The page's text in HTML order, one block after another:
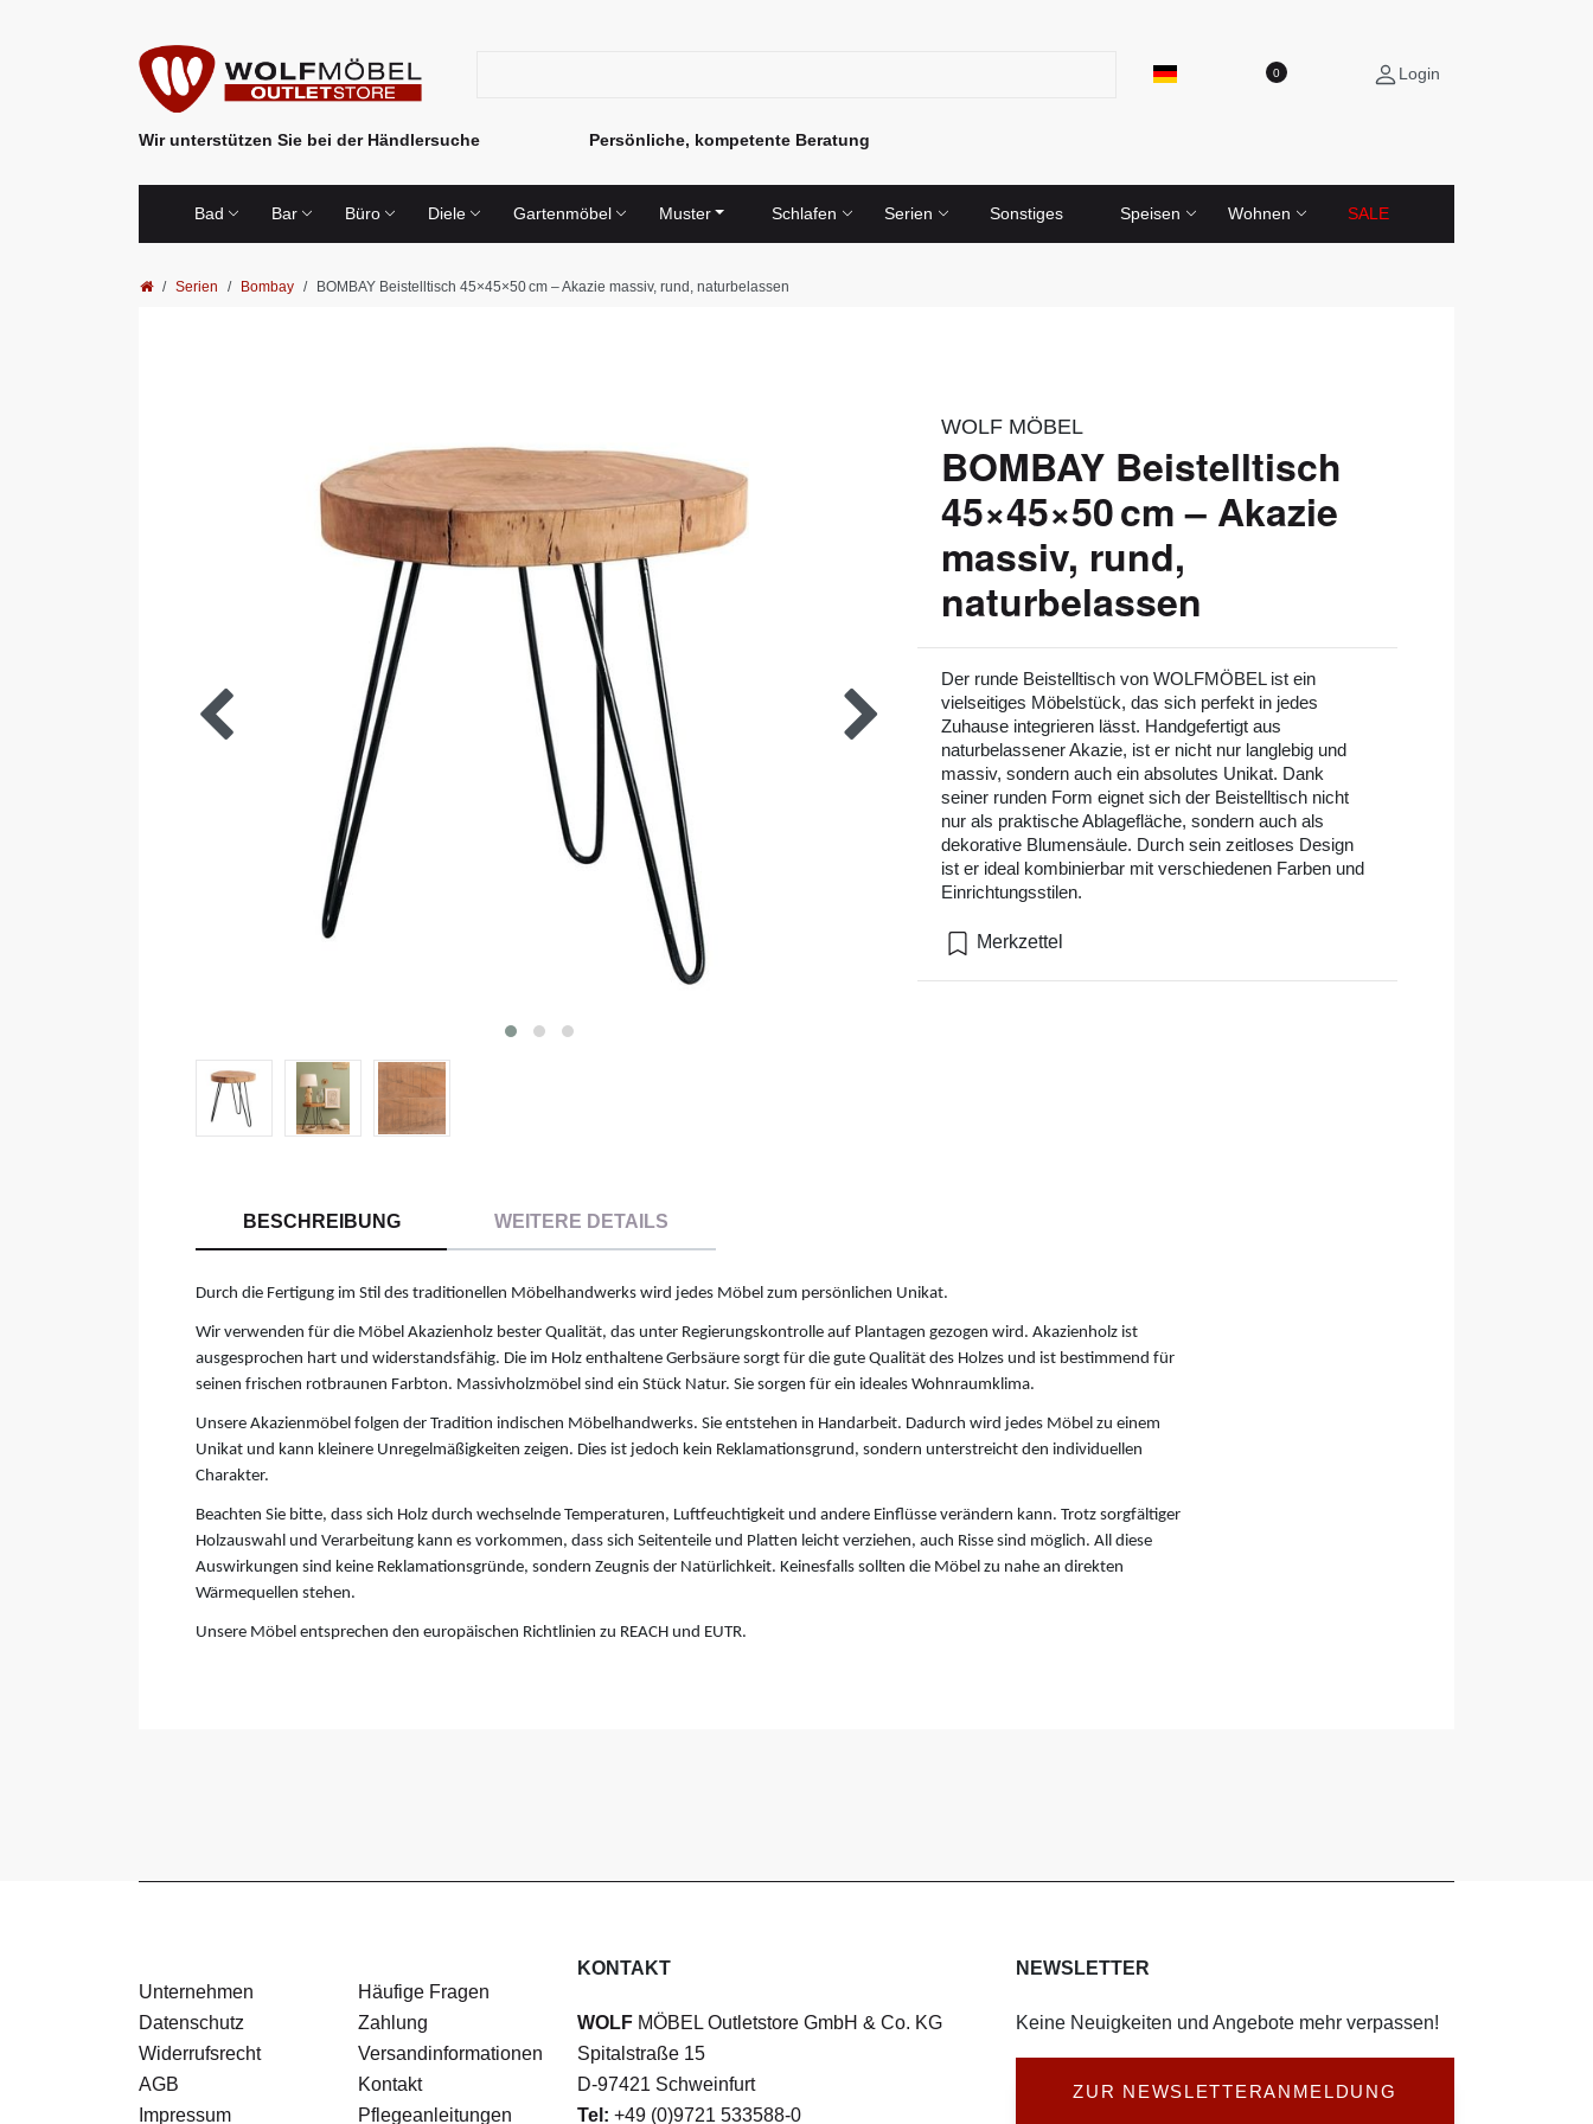
0 Login
Wir unterstützen Sie bei der Händlersuche Persönliche, kompetente Beratung
Bad Bar Büro Diele Gartenmöbel Muster Schlafen Serien Sonstiges Speisen Wohnen SALE
Serien Bombay BOMBAY Beistelltisch 45×45×50 cm – Akazie massiv, rund, naturbelassen
WOLF MÖBEL
BOMBAY Beistelltisch
45×45×50 cm – Akazie
massiv, rund,
naturbelassen
Der runde Beistelltisch von WOLFMÖBEL ist ein
vielseitiges Möbelstück, das sich perfekt in jedes
Zuhause integrieren lässt. Handgefertigt aus
naturbelassener Akazie, ist er nicht nur langlebig und
massiv, sondern auch ein absolutes Unikat. Dank
seiner runden Form eignet sich der Beistelltisch nicht
nur als praktische Ablagefläche, sondern auch als
dekorative Blumensäule. Durch sein zeitloses Design
ist er ideal kombinierbar mit verschiedenen Farben und
Einrichtungsstilen.
Merkzettel
BESCHREIBUNG WEITERE DETAILS
Durch die Fertigung im Stil des traditionellen Möbelhandwerks wird jedes Möbel zum persönlichen Unikat.
Wir verwenden für die Möbel Akazienholz bester Qualität, das unter Regierungskontrolle auf Plantagen gezogen wird. Akazienholz ist
ausgesprochen hart und widerstandsfähig. Die im Holz enthaltene Gerbsäure sorgt für die gute Qualität des Holzes und ist bestimmend für
seinen frischen rotbraunen Farbton. Massivholzmöbel sind ein Stück Natur. Sie sorgen für ein ideales Wohnraumklima.
Unsere Akazienmöbel folgen der Tradition indischen Möbelhandwerks. Sie entstehen in Handarbeit. Dadurch wird jedes Möbel zu einem
Unikat und kann kleinere Unregelmäßigkeiten zeigen. Dies ist jedoch kein Reklamationsgrund, sondern unterstreicht den individuellen
Charakter.
Beachten Sie bitte, dass sich Holz durch wechselnde Temperaturen, Luftfeuchtigkeit und andere Einflüsse verändern kann. Trotz sorgfältiger
Holzauswahl und Verarbeitung kann es vorkommen, dass sich Seitenteile und Platten leicht verziehen, auch Risse sind möglich. All diese
Auswirkungen sind keine Reklamationsgründe, sondern Zeugnis der Natürlichkeit. Keinesfalls sollten die Möbel zu nahe an direkten
Wärmequellen stehen.
Unsere Möbel entsprechen den europäischen Richtlinien zu REACH und EUTR.
Unternehmen
Datenschutz
Widerrufsrecht
AGB
Impressum
Häufige Fragen
Zahlung
Versandinformationen
Kontakt
Pflegeanleitungen
KONTAKT
WOLF MÖBEL Outletstore GmbH & Co. KG
Spitalstraße 15
D-97421 Schweinfurt
Tel: +49 (0)9721 533588-0
NEWSLETTER
Keine Neuigkeiten und Angebote mehr verpassen!
ZUR NEWSLETTERANMELDUNG